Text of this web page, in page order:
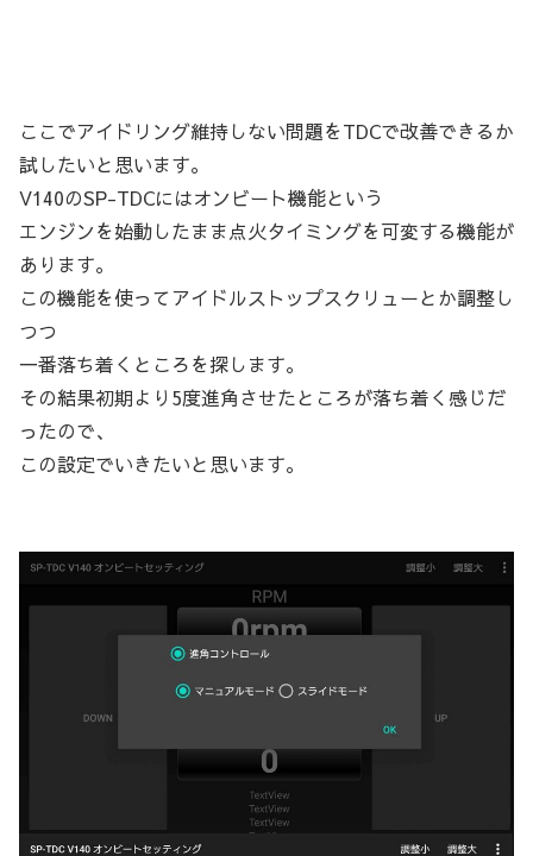
ここでアイドリング維持しない問題をTDCで改善できるか
試したいと思います。
V140のSP-TDCにはオンビート機能という
エンジンを始動したまま点火タイミングを可変する機能が
あります。
この機能を使ってアイドルストップスクリューとか調整し
つつ
一番落ち着くところを探します。
その結果初期より5度進角させたところが落ち着く感じだ
ったので、
この設定でいきたいと思います。